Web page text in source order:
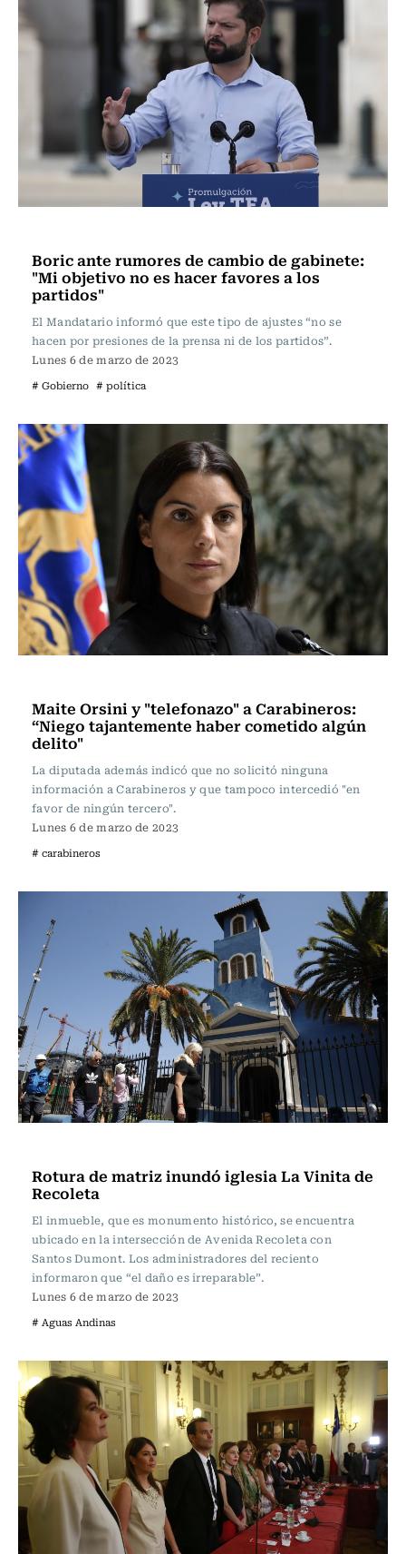
Boric ante rumores de cambio de gabinete:
"Mi objetivo no es hacer favores a los
partidos"
El Mandatario informó que este tipo de ajustes “no se
hacen por presiones de la prensa ni de los partidos”.
Lunes 6 de marzo de 2023
# Gobierno # política
Maite Orsini y "telefonazo" a Carabineros:
“Niego tajantemente haber cometido algún
delito"
La diputada además indicó que no solicitó ninguna
información a Carabineros y que tampoco intercedió "en
favor de ningún tercero".
Lunes 6 de marzo de 2023
# carabineros
Rotura de matriz inundó iglesia La Vinita de
Recoleta
El inmueble, que es monumento histórico, se encuentra
ubicado en la intersección de Avenida Recoleta con
Santos Dumont. Los administradores del reciento
informaron que “el daño es irreparable”.
Lunes 6 de marzo de 2023
# Aguas Andinas